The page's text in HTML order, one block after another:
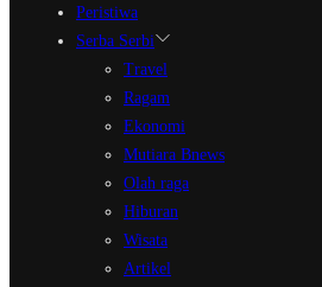
Peristiwa
Serba Serbi
Travel
Ragam
Ekonomi
Mutiara Bnews
Olah raga
Hiburan
Wisata
Artikel